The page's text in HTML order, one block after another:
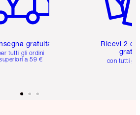
gratuita
tutti gli ordini
a 59 €
Ricevi 2
con tutti gli